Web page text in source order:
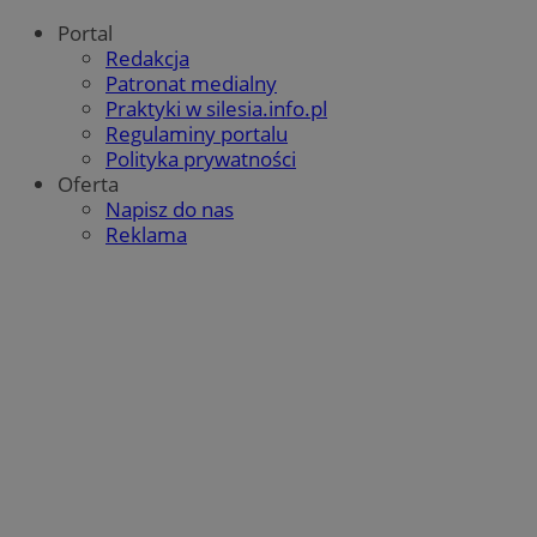
Portal
Redakcja
Patronat medialny
Praktyki w silesia.info.pl
Regulaminy portalu
Polityka prywatności
Oferta
Napisz do nas
Reklama
QeSessID
MvSessID
VISITOR_PRIVACY_METADATA